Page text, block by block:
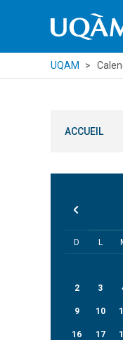
UQAM
ACCUEIL
D L
2 3
9 10
16 17